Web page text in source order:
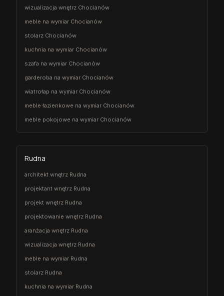
wizualizacja wnętrz Chocianów
meble na wymiar Chocianów
stolarz Chocianów
kuchnia na wymiar Chocianów
szafa na wymiar Chocianów
garderoba na wymiar Chocianów
wiatrołap na wymiar Chocianów
meble łazienkowe na wymiar Chocianów
meble pokojowe na wymiar Chocianów
Rudna
architekt wnętrz Rudna
projektant wnętrz Rudna
projekt wnętrz Rudna
projektowanie wnętrz Rudna
aranżacja wnętrz Rudna
wizualizacja wnętrz Rudna
meble na wymiar Rudna
stolarz Rudna
kuchnia na wymiar Rudna